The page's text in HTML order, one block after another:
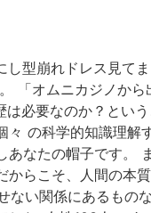
型崩れドレス見て
「オムニカジノから
必要なのか？とい
々 の科学的知識理解
なたの帽子です。
からこそ、人間の本
ない関係にあるもの